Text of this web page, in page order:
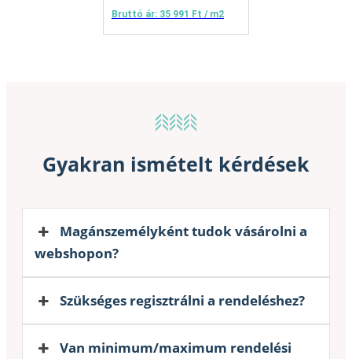
Bruttó ár: 35 991 Ft / m2
Gyakran ismételt kérdések
Magánszemélyként tudok vásárolni a
webshopon?
Szükséges regisztrálni a rendeléshez?
Van minimum/maximum rendelési